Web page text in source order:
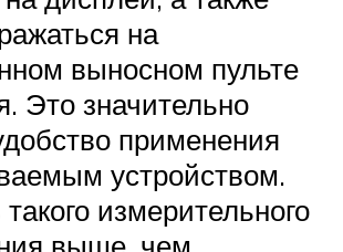
на
выносном пульте
Это значительно
применения
устройством.
измерительного